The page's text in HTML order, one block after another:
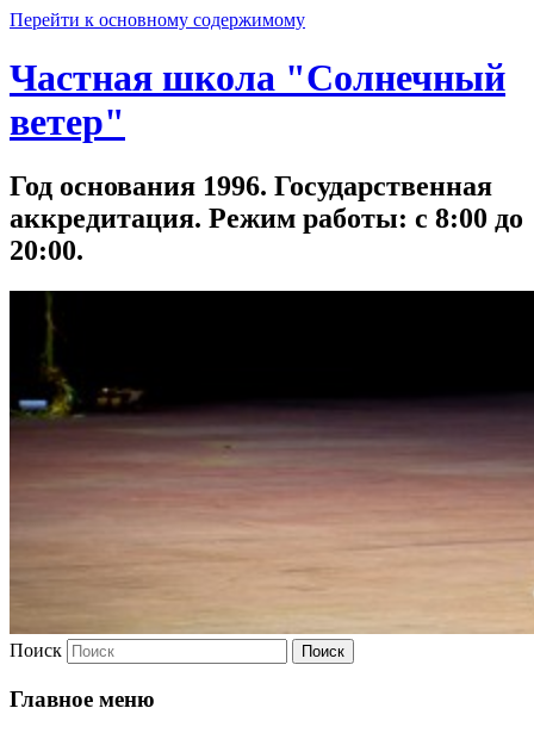
Перейти к основному содержимому
Частная школа "Солнечный
ветер"
Год основания 1996. Государственная
аккредитация. Режим работы: с 8:00 до
20:00.
Поиск
Главное меню